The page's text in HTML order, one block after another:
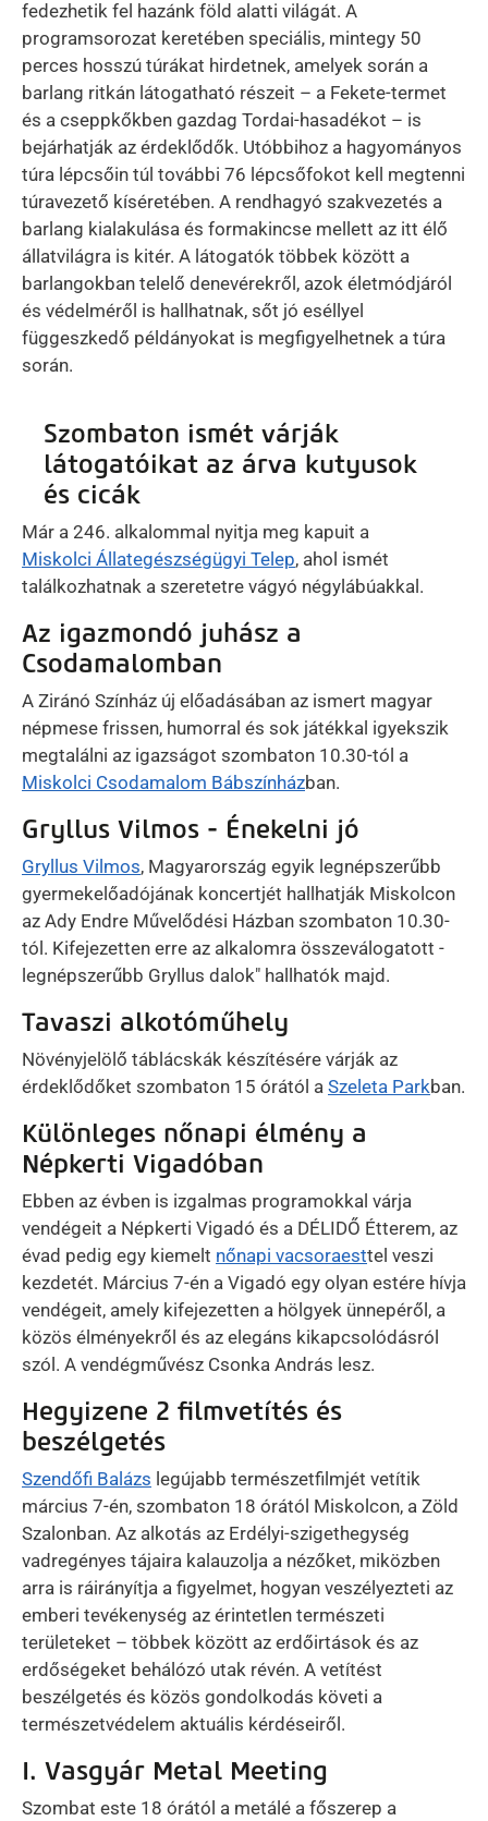
fedezhetik fel hazánk föld alatti világát. A
programsorozat keretében speciális, mintegy 50
perces hosszú túrákat hirdetnek, amelyek során a
barlang ritkán látogatható részeit – a Fekete-termet
és a cseppkőkben gazdag Tordai-hasadékot – is
bejárhatják az érdeklődők. Utóbbihoz a hagyományos
túra lépcsőin túl további 76 lépcsőfokot kell megtenni
túravezető kíséretében. A rendhagyó szakvezetés a
barlang kialakulása és formakincse mellett az itt élő
állatvilágra is kitér. A látogatók többek között a
barlangokban telelő denevérekről, azok életmódjáról
és védelméről is hallhatnak, sőt jó eséllyel
függeszkedő példányokat is megfigyelhetnek a túra
során.
Szombaton ismét várják
látogatóikat az árva kutyusok
és cicák
Már a 246. alkalommal nyitja meg kapuit a
Miskolci Állategészségügyi Telep, ahol ismét
találkozhatnak a szeretetre vágyó négylábúakkal.
Az igazmondó juhász a
Csodamalomban
A Ziránó Színház új előadásában az ismert magyar
népmese frissen, humorral és sok játékkal igyekszik
megtalálni az igazságot szombaton 10.30-tól a
Miskolci Csodamalom Bábszínházban.
Gryllus Vilmos - Énekelni jó
Gryllus Vilmos, Magyarország egyik legnépszerűbb
gyermekelőadójának koncertjét hallhatják Miskolcon
az Ady Endre Művelődési Házban szombaton 10.30-
tól. Kifejezetten erre az alkalomra összeválogatott -
legnépszerűbb Gryllus dalok" hallhatók majd.
Tavaszi alkotóműhely
Növényjelölő táblácskák készítésére várják az
érdeklődőket szombaton 15 órától a Szeleta Parkban.
Különleges nőnapi élmény a
Népkerti Vigadóban
Ebben az évben is izgalmas programokkal várja
vendégeit a Népkerti Vigadó és a DÉLIDŐ Étterem, az
évad pedig egy kiemelt nőnapi vacsoraesttel veszi
kezdetét. Március 7-én a Vigadó egy olyan estére hívja
vendégeit, amely kifejezetten a hölgyek ünnepéről, a
közös élményekről és az elegáns kikapcsolódásról
szól. A vendégművész Csonka András lesz.
Hegyizene 2 filmvetítés és
beszélgetés
Szendőfi Balázs legújabb természetfilmjét vetítik
március 7-én, szombaton 18 órától Miskolcon, a Zöld
Szalonban. Az alkotás az Erdélyi-szigethegység
vadregényes tájaira kalauzolja a nézőket, miközben
arra is ráirányítja a figyelmet, hogyan veszélyezteti az
emberi tevékenység az érintetlen természeti
területeket – többek között az erdőirtások és az
erdőségeket behálózó utak révén. A vetítést
beszélgetés és közös gondolkodás követi a
természetvédelem aktuális kérdéseiről.
I. Vasgyár Metal Meeting
Szombat este 18 órától a metálé a főszerep a